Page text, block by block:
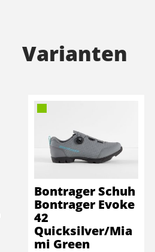
Varianten
Bontrager Schuh
Bontrager Evoke
42
Quicksilver/Mia
mi Green